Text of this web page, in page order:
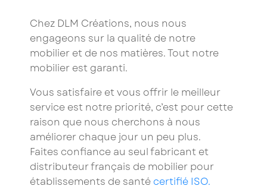
Chez DLM Créations, nous nous
engageons sur la qualité de notre
mobilier et de nos matières. Tout notre
mobilier est garanti.
Vous satisfaire et vous offrir le meilleur
service est notre priorité, c’est pour cette
raison que nous cherchons à nous
améliorer chaque jour un peu plus.
Faites confiance au seul fabricant et
distributeur français de mobilier pour
établissements de santé certifié ISO.